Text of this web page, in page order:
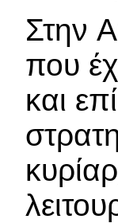
Στην
που
και